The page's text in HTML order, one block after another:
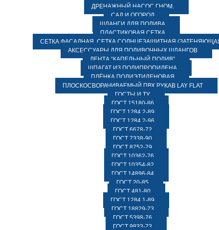
ДРЕНАЖНЫЙ НАСОС ГНОМ.
САД И ОГОРОД
ШЛАНГИ ДЛЯ ПОЛИВА
ПЛАСТИКОВАЯ СЕТКА
СЕТКА ФАСАДНАЯ. СЕТКА СОЛНЦЕЗАЩИТНАЯ
АКСЕССУАРЫ ДЛЯ ПОЛИВОЧНЫХ ШЛАНГОВ
ЛЕНТА “КАПЕЛЬНЫЙ ПОЛИВ”
ШПАГАТ ИЗ ПОЛИПРОПИЛЕНА
ПЛЁНКА ПОЛИЭТИЛЕНОВАЯ
ПЛОСКОСВОРАЧИВАЕМЫЙ ПВХ РУКАВ LAY FLAT
ГОСТЫ И ТУ
ГОСТ 15180-86
ГОСТ 1284.2-89
ГОСТ 1284.2-96
ГОСТ 6678-72
ГОСТ 7338-90
ГОСТ 8752-79
ГОСТ 10362-76
ГОСТ 10354-82
ГОСТ 14896-84
ГОСТ 20-85
ГОСТ 481-80
ГОСТ 1284.1-89
ГОСТ 18829-73
ГОСТ 5398-76
ГОСТ 9833-73